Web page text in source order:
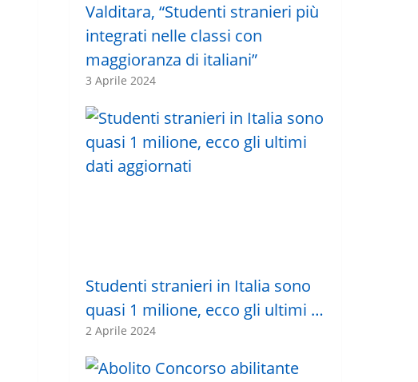
Valditara, “Studenti stranieri più
integrati nelle classi con
maggioranza di italiani”
3 Aprile 2024
Studenti stranieri in Italia sono
quasi 1 milione, ecco gli ultimi …
2 Aprile 2024